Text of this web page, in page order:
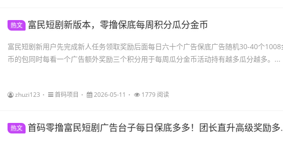
热文 富民短剧新版本，零撸保底每周积分瓜分金币
富民短剧新用户先完成新人任务领取奖励后面每日六十个广告保底广告随机30-40个1008
币的包同时每看一个广告额外奖励三个积分用于每周瓜分金币活动持有越多瓜分越多。...
zhuzi123 首码项目 2026-05-11 1779 阅读
热文 首码零撸富民短剧广告台子每日保底多多！团长直升高级奖励多多！